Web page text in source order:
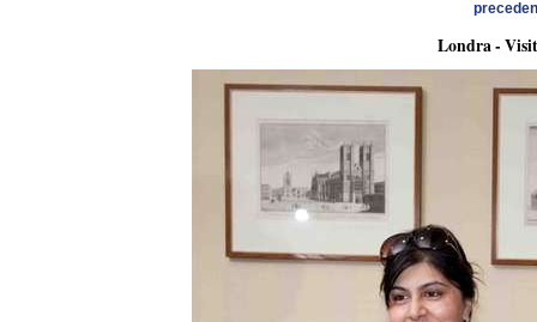
Londra -